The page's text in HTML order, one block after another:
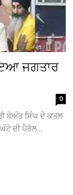
ਜਗਤਾਰ
0
ਬੇਅੰਤ ਸਿੰਘ ਦੇ ਕਤਲ
ਦੀ ਪੈਰੋਲ...